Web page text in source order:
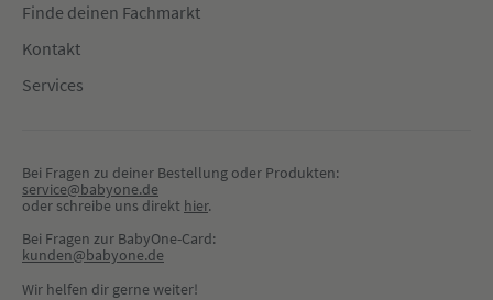
Finde deinen Fachmarkt
Kontakt
Services
Bei Fragen zu deiner Bestellung oder Produkten:
service@babyone.de
oder schreibe uns direkt hier.
Bei Fragen zur BabyOne-Card:
kunden@babyone.de
Wir helfen dir gerne weiter!